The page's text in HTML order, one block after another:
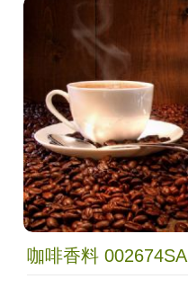
咖啡香料 002674SA